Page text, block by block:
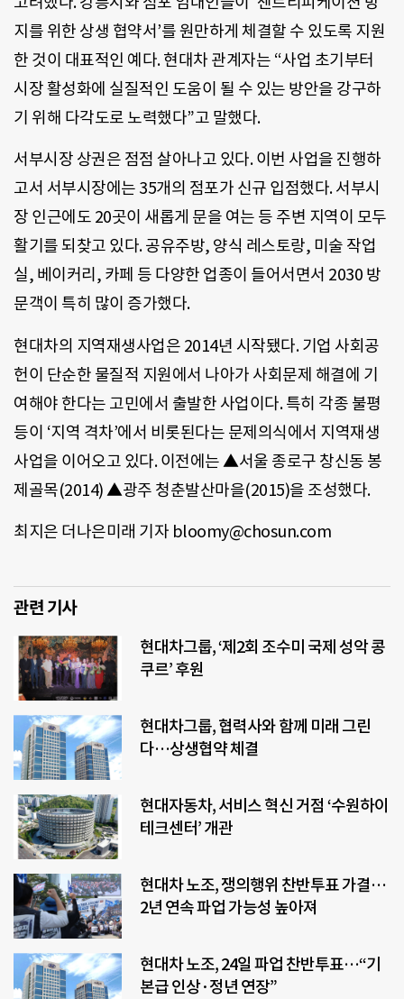
지를 위한 상생 협약서’를 원만하게 체결할 수 있도록 지원
한 것이 대표적인 예다. 현대차 관계자는 “사업 초기부터
시장 활성화에 실질적인 도움이 될 수 있는 방안을 강구하
기 위해 다각도로 노력했다”고 말했다.
서부시장 상권은 점점 살아나고 있다. 이번 사업을 진행하
고서 서부시장에는 35개의 점포가 신규 입점했다. 서부시
장 인근에도 20곳이 새롭게 문을 여는 등 주변 지역이 모두
활기를 되찾고 있다. 공유주방, 양식 레스토랑, 미술 작업
실, 베이커리, 카페 등 다양한 업종이 들어서면서 2030 방
문객이 특히 많이 증가했다.
현대차의 지역재생사업은 2014년 시작됐다. 기업 사회공
헌이 단순한 물질적 지원에서 나아가 사회문제 해결에 기
여해야 한다는 고민에서 출발한 사업이다. 특히 각종 불평
등이 ‘지역 격차’에서 비롯된다는 문제의식에서 지역재생
사업을 이어오고 있다. 이전에는 ▲서울 종로구 창신동 봉
제골목(2014) ▲광주 청춘발산마을(2015)을 조성했다.
최지은 더나은미래 기자 bloomy@chosun.com
관련 기사
현대차그룹, ‘제2회 조수미 국제 성악 콩
쿠르’ 후원
현대차그룹, 협력사와 함께 미래 그린
다…상생협약 체결
현대자동차, 서비스 혁신 거점 ‘수원하이
테크센터’ 개관
현대차 노조, 쟁의행위 찬반투표 가결…
2년 연속 파업 가능성 높아져
현대차 노조, 24일 파업 찬반투표…“기
본급 인상·정년 연장”